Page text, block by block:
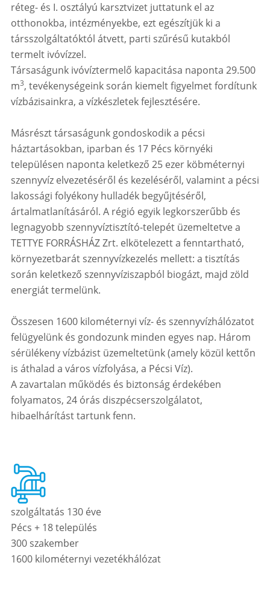
réteg- és I. osztályú karsztvizet juttatunk el az
otthonokba, intézményekbe, ezt egészítjük ki a
társszolgáltatóktól átvett, parti szűrésű kutakból
termelt ivóvízzel.
Társaságunk ivóvíztermelő kapacitása naponta 29.500
m3, tevékenységeink során kiemelt figyelmet fordítunk
vízbázisainkra, a vízkészletek fejlesztésére.
Másrészt társaságunk gondoskodik a pécsi
háztartásokban, iparban és 17 Pécs környéki
településen naponta keletkező 25 ezer köbméternyi
szennyvíz elvezetéséről és kezeléséről, valamint a pécsi
lakossági folyékony hulladék begyűjtéséről,
ártalmatlanításáról. A régió egyik legkorszerűbb és
legnagyobb szennyvíztisztító-telepét üzemeltetve a
TETTYE FORRÁSHÁZ Zrt. elkötelezett a fenntartható,
környezetbarát szennyvízkezelés mellett: a tisztítás
során keletkező szennyvíziszapból biogázt, majd zöld
energiát termelünk.
Összesen 1600 kilométernyi víz- és szennyvízhálózatot
felügyelünk és gondozunk minden egyes nap. Három
sérülékeny vízbázist üzemeltetünk (amely közül kettőn
is áthalad a város vízfolyása, a Pécsi Víz).
A zavartalan működés és biztonság érdekében
folyamatos, 24 órás diszpécserszolgálatot,
hibaelhárítást tartunk fenn.
szolgáltatás 130 éve
Pécs + 18 település
300 szakember
1600 kilométernyi vezetékhálózat